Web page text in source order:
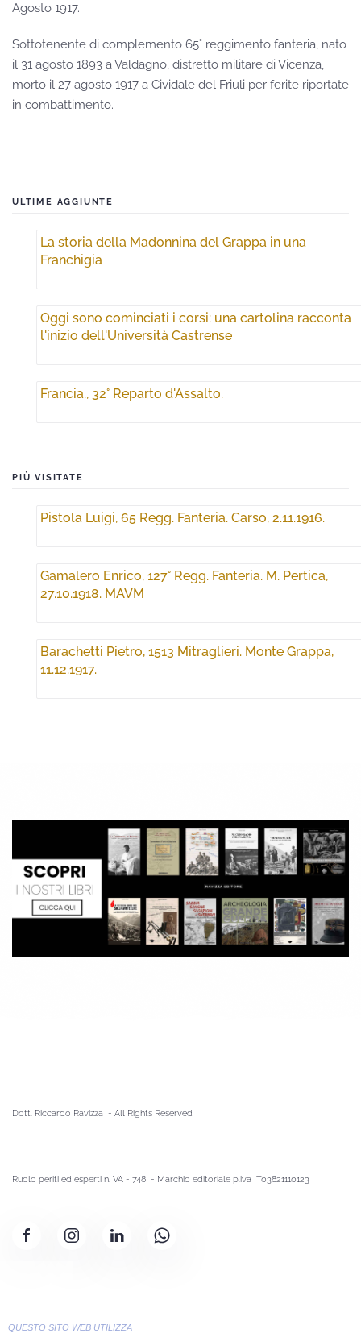
Agosto 1917.
Sottotenente di complemento 65° reggimento fanteria, nato
il 31 agosto 1893 a Valdagno, distretto militare di Vicenza,
morto il 27 agosto 1917 a Cividale del Friuli per ferite riportate
in combattimento.
ULTIME AGGIUNTE
La storia della Madonnina del Grappa in una
Franchigia
Oggi sono cominciati i corsi: una cartolina racconta
l'inizio dell'Università Castrense
Francia., 32° Reparto d'Assalto.
PIÙ VISITATE
Pistola Luigi, 65 Regg. Fanteria. Carso, 2.11.1916.
Gamalero Enrico, 127° Regg. Fanteria. M. Pertica,
27.10.1918. MAVM
Barachetti Pietro, 1513 Mitraglieri. Monte Grappa,
11.12.1917.
Dott. Riccardo Ravizza - A ll Rights Reserved
Ruolo periti ed esperti n. VA - 748 - Marchio editoriale p.iva IT03821110123
QUESTO SITO WEB UTILIZZA